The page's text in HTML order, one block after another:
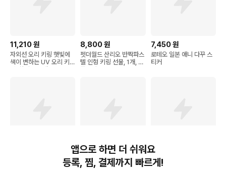
11,210원
자외선 오리 키링 햇빛에
색이 변하는 UV 오리 키홀
더, 화이트, 5개
8,800원
펫더월드 산리오 반짝파스
텔 인형 키링 선물, 1개, 폼
폼푸린
7,450원
로테오 일본 애니 다꾸 스
티커
먼작귀 치이카와 엎드려
11,900원
산리오 다람쥐 모몽가 키
7,400
먼작귀 아크릴 키링 대형
앱으로 하면 더 쉬워요
등록, 찜, 결제까지 빠르게!